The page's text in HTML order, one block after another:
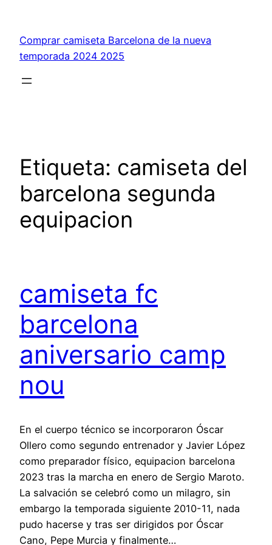
contenido
Comprar camiseta Barcelona de la nueva
temporada 2024 2025
Etiqueta: camiseta del
barcelona segunda
equipacion
camiseta fc
barcelona
aniversario camp
nou
En el cuerpo técnico se incorporaron Óscar
Ollero como segundo entrenador y Javier López
como preparador físico, equipacion barcelona
2023 tras la marcha en enero de Sergio Maroto.
La salvación se celebró como un milagro, sin
embargo la temporada siguiente 2010-11, nada
pudo hacerse y tras ser dirigidos por Óscar
Cano, Pepe Murcia y finalmente…